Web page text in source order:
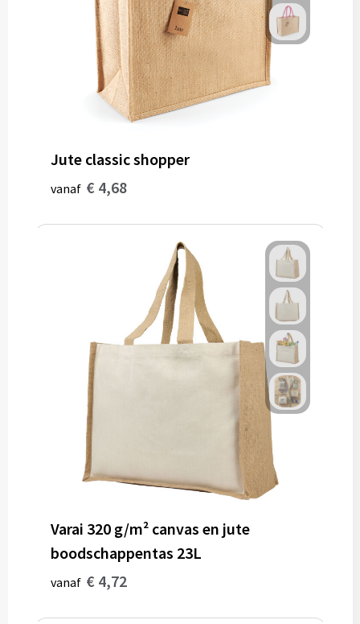
Jute classic shopper
vanaf € 4,68
Varai 320 g/m² canvas en jute
boodschappentas 23L
vanaf € 4,72